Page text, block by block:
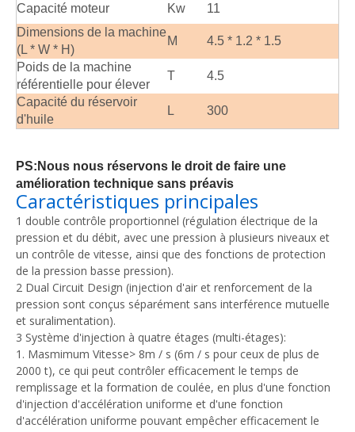
Capacité moteur Kw
11
Dimensions de la machine
(L * W * H)
M
4.5 * 1.2 * 1.5
Poids de la machine
référentielle pour élever
T
4.5
Capacité du réservoir
d'huile
L 300
PS: Nous nous réservons le droit de faire une
amélioration technique sans préavis
Caractéristiques principales
1 double contrôle proportionnel (régulation électrique de la
pression et du débit, avec une pression à plusieurs niveaux et
un contrôle de vitesse, ainsi que des fonctions de protection
de la pression basse pression).
2 Dual Circuit Design (injection d'air et renforcement de la
pression sont conçus séparément sans interférence mutuelle
et suralimentation).
3 Système d'injection à quatre étages (multi-étages):
1. Masmimum Vitesse> 8m / s (6m / s pour ceux de plus de
2000 t), ce qui peut contrôler efficacement le temps de
remplissage et la formation de coulée, en plus d'une fonction
d'injection d'accélération uniforme et d'une fonction
d'accélération uniforme pouvant empêcher efficacement le